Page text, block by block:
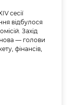
сесії
відбулося
Захід
— голови
фінансів,